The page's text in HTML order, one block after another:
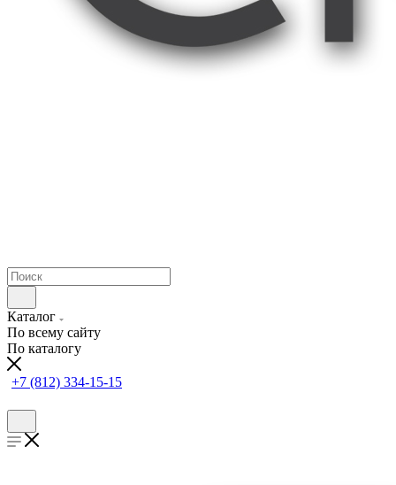
Каталог
По всему сайту
По каталогу
+7 (812) 334-15-15